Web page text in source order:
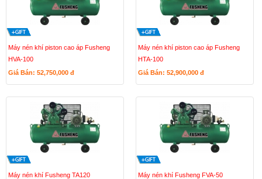
Máy nén khí piston cao áp Fusheng
HVA-100
Giá Bán: 52,750,000 đ
Máy nén khí piston cao áp Fusheng
HTA-100
Giá Bán: 52,900,000 đ
Máy nén khí Fusheng TA120 Máy nén khí Fusheng FVA-50